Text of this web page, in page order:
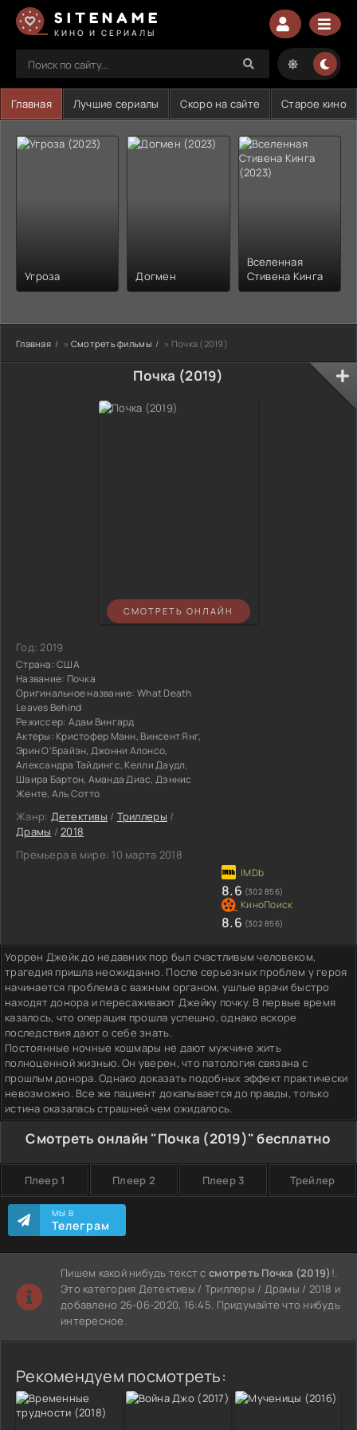
SITENAME
КИНО И СЕРИАЛЫ
Главная Лучшие сериалы Скоро на сайте Старое кино
Угроза Догмен
Вселенная
Стивена Кинга
Главная » Смотреть фильмы » Почка (2019)
Почка (2019)
СМОТРЕТЬ ОНЛАЙН
Год:2019
Страна:США
Название: Почка
Оригинальное название: What Death
Leaves Behind
Режиссер: Адам Вингард
Актеры: Кристофер Манн, Винсент Янг,
Эрин О'Брайэн, Джонни Алонсо,
Александра Тайдингс, Келли Даудл,
Шаира Бартон, Аманда Диас, Дэннис
Женте, Аль Сотто
Жанр: Детективы / Триллеры /
Драмы /2018
Премьера в мире: 10 марта 2018
8.6 (302 856)
8.6 (302 856)
Уоррен Джейк до недавних пор был счастливым человеком,
трагедия пришла неожиданно. После серьезных проблем у героя
начинается проблема с важным органом, ушлые врачи быстро
находят донора и пересаживают Джейку почку. В первые время
казалось, что операция прошла успешно, однако вскоре
последствия дают о себе знать.
Постоянные ночные кошмары не дают мужчине жить
полноценной жизнью. Он уверен, что патология связана с
прошлым донора. Однако доказать подобных эффект практически
невозможно. Все же пациент докапывается до правды, только
истина оказалась страшней чем ожидалось.
Смотреть онлайн "Почка (2019)" бесплатно
Плеер 1 Плеер 2 Плеер 3 Трейлер
МЫ В
Телеграм
Пишем какой нибудь текст ссмотреть Почка (2019) !.
Это категория Детективы / Триллеры / Драмы / 2018 и
добавлено 26-06-2020, 16:45. Придумайте что нибудь
интересное.
Рекомендуем посмотреть: